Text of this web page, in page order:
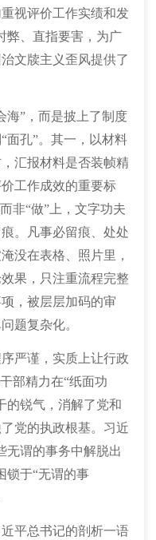
视评价工作实绩和发
弊、直指要害，为广
文牍主义歪风提供了
海”，而是披上了制度
面孔”。其一，以材料
汇报材料是否装帧精
工作成效的重要标
非“做”上，文字功夫
。凡事必留痕、处处
没在表格、照片里，
果，只注重流程完整
，被层层加码的审
题复杂化。
严谨，实质上让行政
部精力在“纸面功
的锐气，消解了党和
党的执政根基。习近
无谓的事务中解脱出
锁于“无谓的事
平总书记的剖析一语